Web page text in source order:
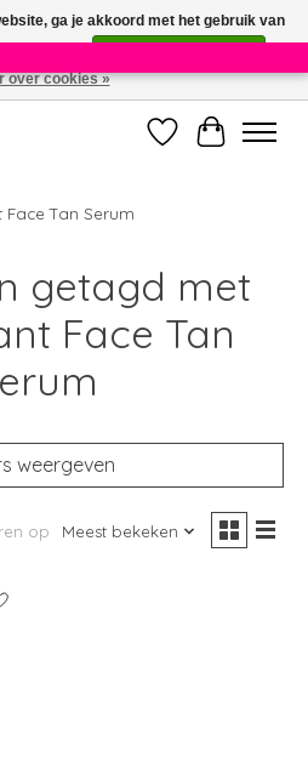
×
Parfumerie Marie Rose
Verlanglijst
Face Tan Serum
getagd met
Face Tan
weergeven
op Meest bekeken
ga je akkoord met het gebruik van
over cookies »